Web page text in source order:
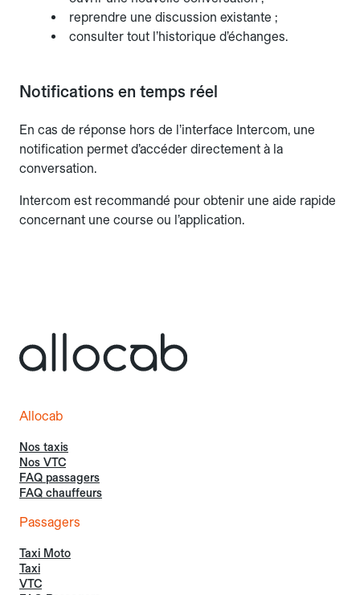
reprendre une discussion existante ;
consulter tout l’historique d’échanges.
Notifications en temps réel
En cas de réponse hors de l’interface Intercom, une
notification permet d’accéder directement à la
conversation.
Intercom est recommandé pour obtenir une aide rapide
concernant une course ou l’application.
Allocab
Nos taxis
Nos VTC
FAQ passagers
FAQ chauffeurs
Passagers
Taxi Moto
Taxi
VTC